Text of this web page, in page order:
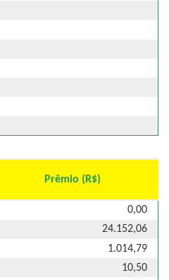
Prêmio (R$)
0,00
24.152,06
1.014,79
10,50